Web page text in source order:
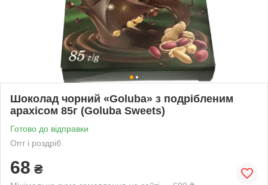
Шоколад чорний «Goluba» з подрібленим
арахісом 85г (Goluba Sweets)
Готово до відправки
Опт і роздріб
68 ₴